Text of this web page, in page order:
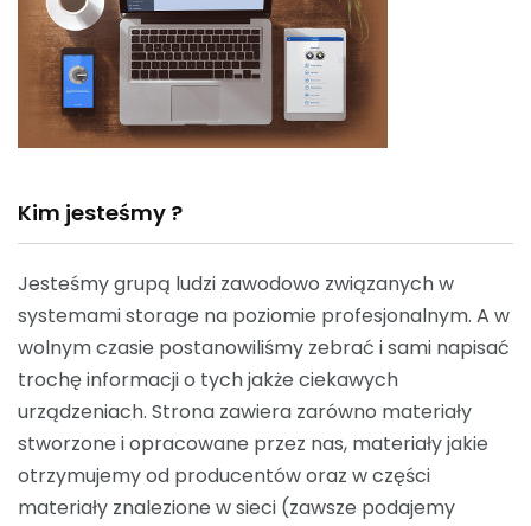
Kim jesteśmy ?
Jesteśmy grupą ludzi zawodowo związanych w
systemami storage na poziomie profesjonalnym. A w
wolnym czasie postanowiliśmy zebrać i sami napisać
trochę informacji o tych jakże ciekawych
urządzeniach. Strona zawiera zarówno materiały
stworzone i opracowane przez nas, materiały jakie
otrzymujemy od producentów oraz w części
materiały znalezione w sieci (zawsze podajemy